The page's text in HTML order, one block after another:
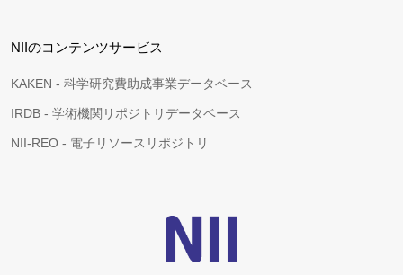
NIIのコンテンツサービス
KAKEN - 科学研究費助成事業データベース
IRDB - 学術機関リポジトリデータベース
NII-REO - 電子リソースリポジトリ